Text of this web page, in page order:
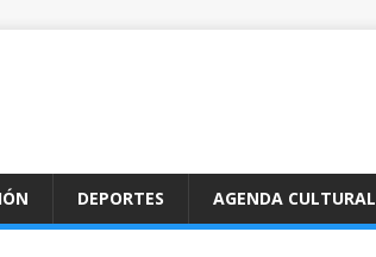
DEPORTES AGENDA CULTURAL